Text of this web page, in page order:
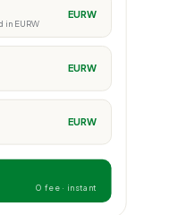
in EURW
EURW
EURW
EURW
0 fee · instant